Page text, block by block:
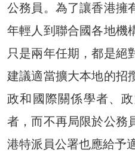
公務員。為了讓香港擁
年輕人到聯合國各地機
只是兩年任期，都是絕
建議適當擴大本地的招
政和國際關係學者、
者，而不再局限於公務
港特派員公署也應給予